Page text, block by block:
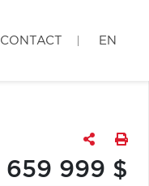
CONTACT EN
659 999 $